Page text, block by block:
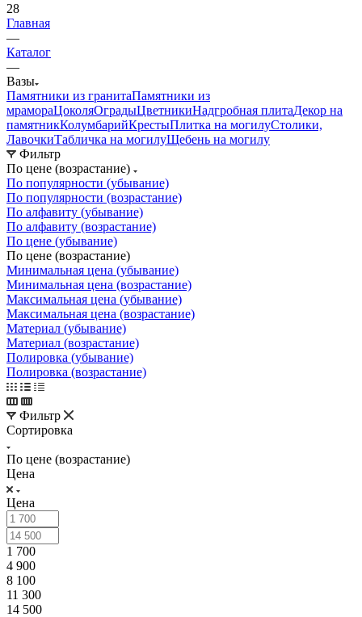
28
Главная
—
Каталог
—
Вазы
Памятники из гранитаПамятники из
мрамораЦоколяОградыЦветникиНадгробная плитаДекор на
памятникКолумбарийКрестыПлитка на могилуСтолики,
ЛавочкиТабличка на могилуЩебень на могилу
Фильтр
По цене (возрастание)
По популярности (убывание)
По популярности (возрастание)
По алфавиту (убывание)
По алфавиту (возрастание)
По цене (убывание)
По цене (возрастание)
Минимальная цена (убывание)
Минимальная цена (возрастание)
Максимальная цена (убывание)
Максимальная цена (возрастание)
Материал (убывание)
Материал (возрастание)
Полировка (убывание)
Полировка (возрастание)
Фильтр
Сортировка
По цене (возрастание)
Цена
Цена
1 700
4 900
8 100
11 300
14 500